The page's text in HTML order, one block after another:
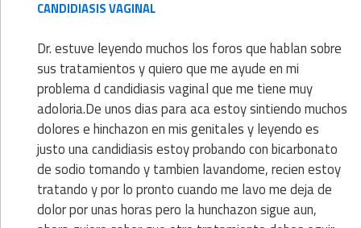
CANDIDIASIS VAGINAL
Dr. estuve leyendo muchos los foros que hablan sobre
sus tratamientos y quiero que me ayude en mi
problema d candidiasis vaginal que me tiene muy
adoloria.De unos dias para aca estoy sintiendo muchos
dolores e hinchazon en mis genitales y leyendo es
justo una candidiasis estoy probando con bicarbonato
de sodio tomando y tambien lavandome, recien estoy
tratando y por lo pronto cuando me lavo me deja de
dolor por unas horas pero la hunchazon sigue aun,